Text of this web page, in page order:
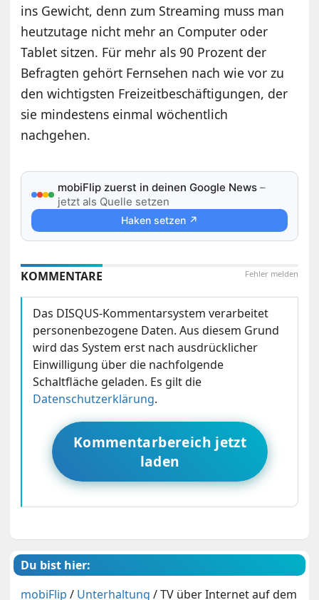
ins Gewicht, denn zum Streaming muss man
heutzutage nicht mehr an Computer oder
Tablet sitzen. Für mehr als 90 Prozent der
Befragten gehört Fernsehen nach wie vor zu
den wichtigsten Freizeitbeschäftigungen, der
sie mindestens einmal wöchentlich
nachgehen.
mobiFlip zuerst in deinen Google News –
jetzt als Quelle setzen
Haken setzen ↗
Fehler melden
KOMMENTARE
Das DISQUS-Kommentarsystem verarbeitet
personenbezogene Daten. Aus diesem Grund
wird das System erst nach ausdrücklicher
Einwilligung über die nachfolgende
Schaltfläche geladen. Es gilt die
Datenschutzerklärung.
Kommentarbereich jetzt
laden
Du bist hier:
mobiFlip / Unterhaltung /TV über Internet auf dem